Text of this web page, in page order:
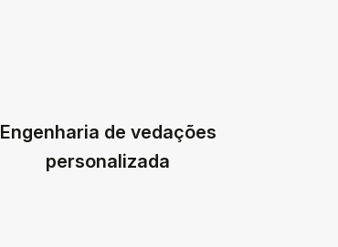
Engenharia de vedações
personalizada